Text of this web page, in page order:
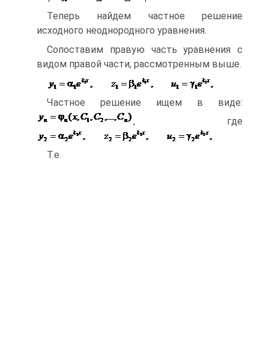
Теперь найдем частное решение
исходного неоднородного уравнения.
Сопоставим правую часть уравнения с
видом правой части, рассмотренным выше.
Частное решение ищем в виде:
, где
Т.е.